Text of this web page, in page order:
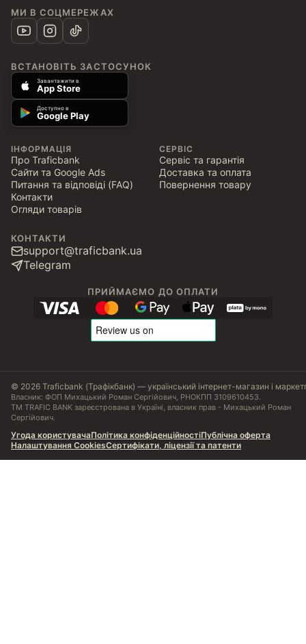
МИ В СОЦМЕРЕЖАХ
ВСТАНОВІТЬ ЗАСТОСУНОК
Завантажити в
App Store
Доступно в
Google Play
ІНФОРМАЦІЯ
Про Traficbank
Сайти та Google Ads
Питання та відповіді (FAQ)
Контакти
Огляди товарів
СЕРВІС
Сервіс та гарантія
Доставка та оплата
Повернення товару
КОНТАКТИ
support@traficbank.ua
Telegram
ПРИЙМАЄМО ДО ОПЛАТИ
© 2026 Traficbank (Трафікбанк) — український інтернет-магазин і
Власник: ФОП Михацький Роман Сергійович, РНОКПП 3109610453.
ТМ TRAFIC BANK зареєстрована в Україні, власник прав - Михацький Роман
Сергійович.
Угода користувачаПолітика конфіденційностіПублічна оферта
Налаштування CookiesСертифікати, ліцензії та патенти